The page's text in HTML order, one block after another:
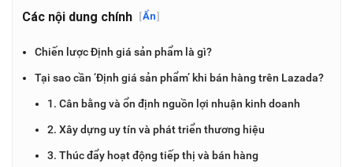
Các nội dung chính [Ẩn]
Chiến lược Định giá sản phẩm là gì?
Tại sao cần ‘Định giá sản phẩm’ khi bán hàng trên Lazada?
1. Cân bằng và ổn định nguồn lợi nhuận kinh doanh
2. Xây dựng uy tín và phát triển thương hiệu
3. Thúc đẩy hoạt động tiếp thị và bán hàng